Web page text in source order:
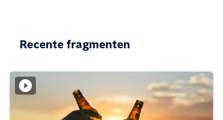
Recente fragmenten